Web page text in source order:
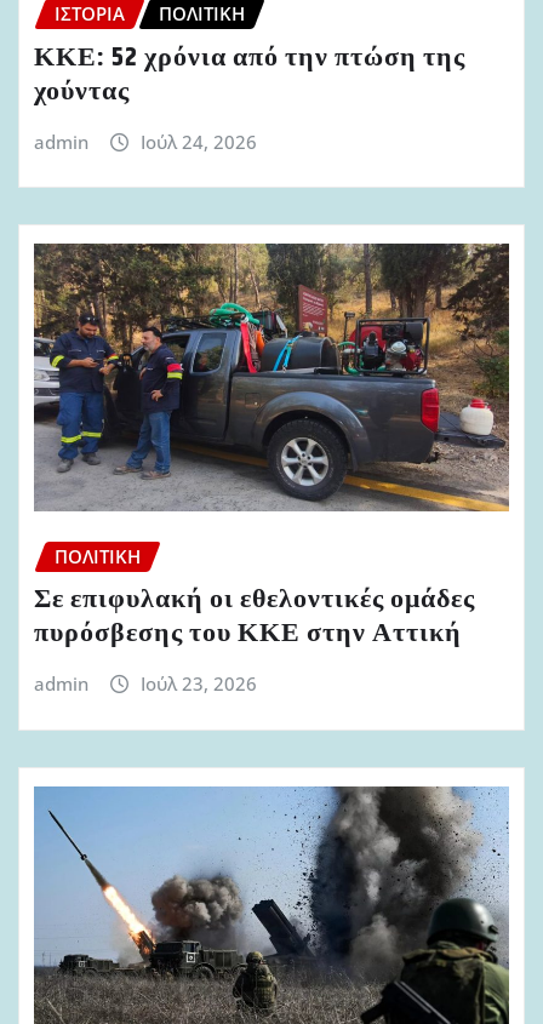
ΙΣΤΟΡΊΑ ΠΟΛΙΤΙΚΉ
ΚΚΕ: 52 χρόνια από την πτώση της
χούντας
admin Ιούλ 24, 2026
ΠΟΛΙΤΙΚΉ
Σε επιφυλακή οι εθελοντικές ομάδες
πυρόσβεσης του ΚΚΕ στην Αττική
admin Ιούλ 23, 2026